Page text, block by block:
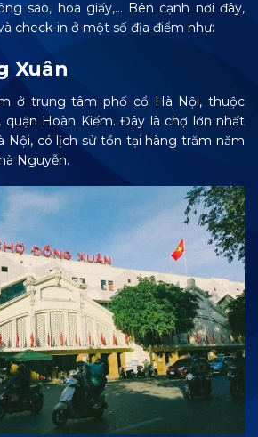
sao, hoa giấy,… Bên cạnh nơi đây,
check-in ở một số địa điểm như:
Xuân
ở trung tâm phố cổ Hà Nội, thuộc
Hoàn Kiếm. Đây là chợ lớn nhất
Nội, có lịch sử tồn tại hàng trăm năm
Nguyễn.